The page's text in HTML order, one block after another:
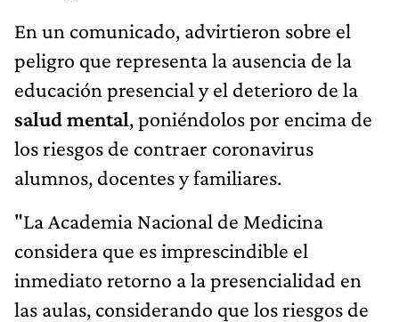
En un comunicado, advirtieron sobre el
peligro que representa la ausencia de la
educación presencial y el deterioro de la
salud mental, poniéndolos por encima de
los riesgos de contraer coronavirus
alumnos, docentes y familiares.
"La Academia Nacional de Medicina
considera que es imprescindible el
inmediato retorno a la presencialidad en
las aulas, considerando que los riesgos de